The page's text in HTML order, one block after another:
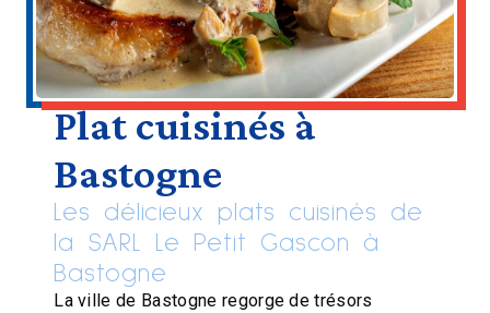
Plat cuisinés à
Bastogne
Les délicieux plats cuisinés de
la SARL Le Petit Gascon à
Bastogne
La ville de Bastogne regorge de trésors